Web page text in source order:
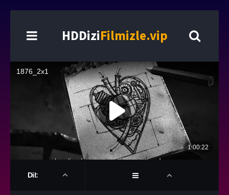
HDDiziFilmizle.vip
Dil: